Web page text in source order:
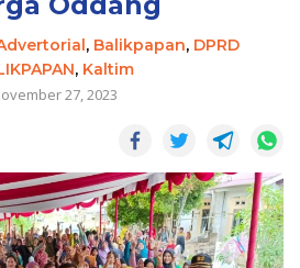
, Balikpapan, DPRD
, Kaltim
27, 2023